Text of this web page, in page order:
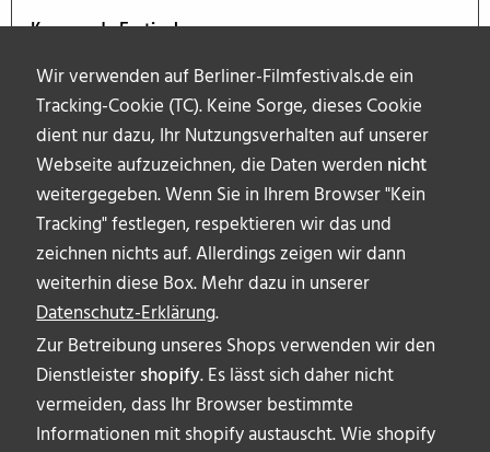
Wir verwenden auf Berliner-Filmfestivals.de ein
Tracking-Cookie (TC). Keine Sorge, dieses Cookie
dient nur dazu, Ihr Nutzungsverhalten auf unserer
Webseite aufzuzeichnen, die Daten werden nicht
weitergegeben. Wenn Sie in Ihrem Browser "Kein
Tracking" festlegen, respektieren wir das und
zeichnen nichts auf. Allerdings zeigen wir dann
weiterhin diese Box. Mehr dazu in unserer
Datenschutz-Erklärung.
Zur Betreibung unseres Shops verwenden wir den
Dienstleistershopify. Es lässt sich daher nicht
vermeiden, dass Ihr Browser bestimmte
Informationen mit shopify austauscht. Wie shopify
Kommende Festivals
ÜBER UNS